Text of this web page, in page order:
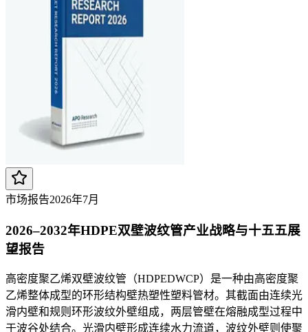
市场报告2026年7月
2026–2032年HDPE双壁波纹管产业战略与十五五展
望报告
高密度聚乙烯双壁波纹管（HDPEDWCP）是一种由高密度聚
乙烯整体成型的环形结构壁热塑性塑料管材。其截面由连续光
滑内壁和规则环形波纹外壁组成，两层管壁在熔融成型过程中
于波谷处结合。光滑内壁形成连续水力流道，波纹外壁则使聚